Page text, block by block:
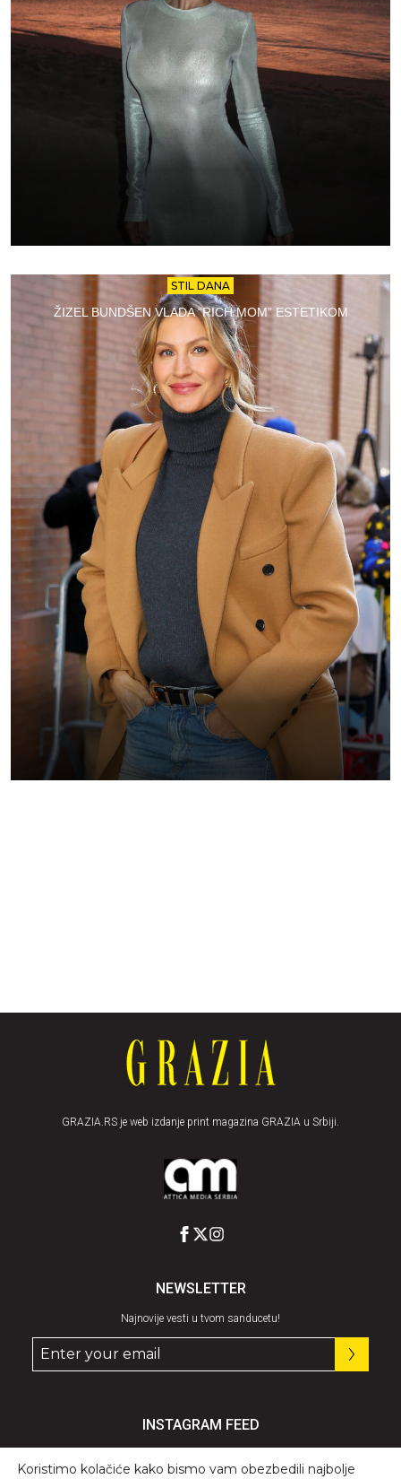
STIL DANA
ŽIZEL BUNDŠEN VLADA “RICH MOM” ESTETIKOM
GRAZIA.RS je web izdanje print magazina GRAZIA u Srbiji.
NEWSLETTER
Najnovije vesti u tvom sanducetu!
INSTAGRAM FEED
Koristimo kolačiće kako bismo vam obezbedili najbolje